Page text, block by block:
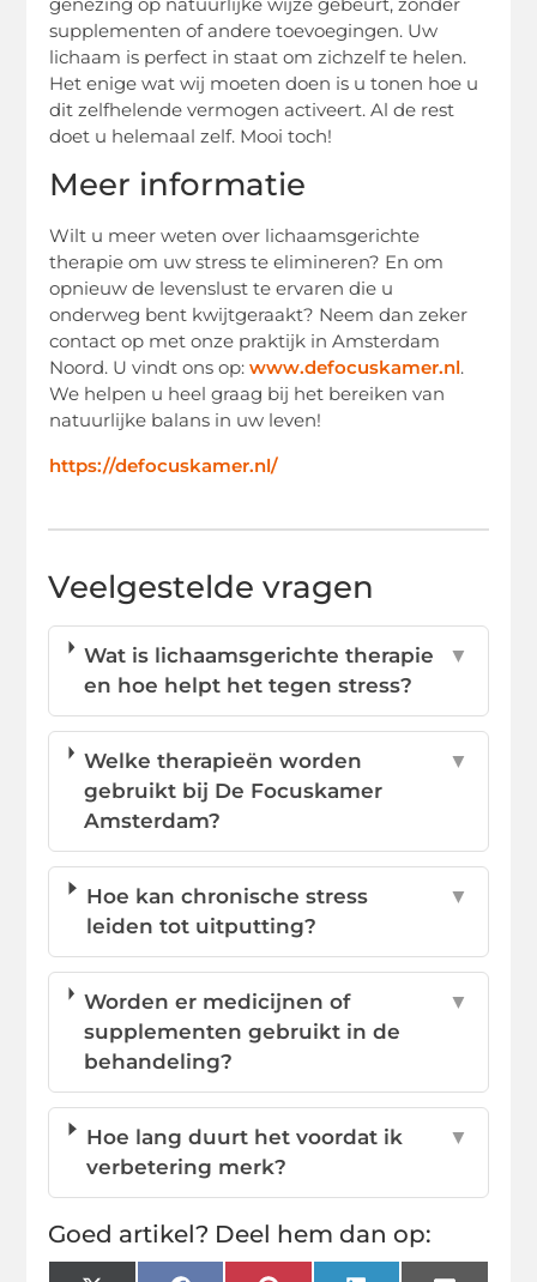
supplementen of andere toevoegingen. Uw
lichaam is perfect in staat om zichzelf te helen.
Het enige wat wij moeten doen is u tonen hoe u
dit zelfhelende vermogen activeert. Al de rest
doet u helemaal zelf. Mooi toch!
Meer informatie
Wilt u meer weten over lichaamsgerichte
therapie om uw stress te elimineren? En om
opnieuw de levenslust te ervaren die u
onderweg bent kwijtgeraakt? Neem dan zeker
contact op met onze praktijk in Amsterdam
Noord. U vindt ons op:www.defocuskamer.nl.
We helpen u heel graag bij het bereiken van
natuurlijke balans in uw leven!
https://defocuskamer.nl/
Veelgestelde vragen
Wat is lichaamsgerichte therapie
en hoe helpt het tegen stress?
▼
Welke therapieën worden
gebruikt bij De Focuskamer
Amsterdam?
▼
Hoe kan chronische stress
leiden tot uitputting?
▼
Worden er medicijnen of
supplementen gebruikt in de
behandeling?
▼
Hoe lang duurt het voordat ik
verbetering merk?
▼
Goed artikel? Deel hem dan op: